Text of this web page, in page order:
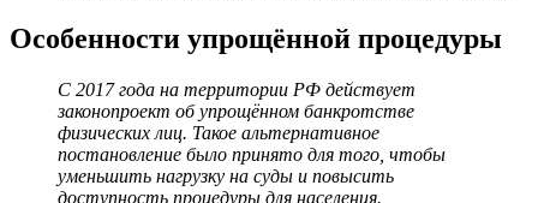
Особенности упрощённой процедуры
С 2017 года на территории РФ действует
законопроект об упрощённом банкротстве
физических лиц. Такое альтернативное
постановление было принято для того, чтобы
уменьшить нагрузку на суды и повысить
доступность процедуры для населения.